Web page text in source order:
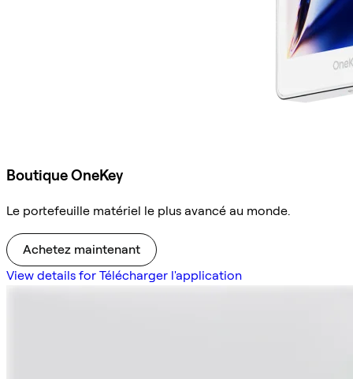
Boutique OneKey
Le portefeuille matériel le plus avancé au monde.
Achetez maintenant
View details for Télécharger l'application